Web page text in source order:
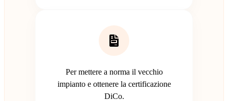
Per mettere a norma il vecchio
impianto e ottenere la certificazione
DiCo.